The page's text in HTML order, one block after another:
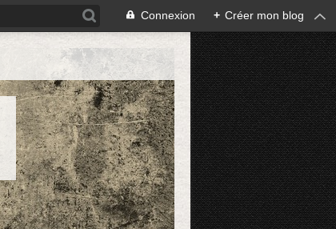
Connexion + Créer mon blog